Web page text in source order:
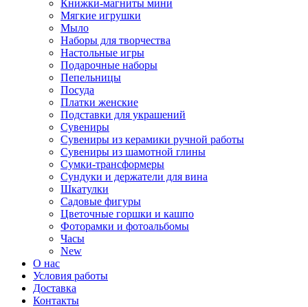
Книжки-магниты мини
Мягкие игрушки
Мыло
Наборы для творчества
Настольные игры
Подарочные наборы
Пепельницы
Посуда
Платки женские
Подставки для украшений
Сувениры
Сувениры из керамики ручной работы
Сувениры из шамотной глины
Сумки-трансформеры
Сундуки и держатели для вина
Шкатулки
Садовые фигуры
Цветочные горшки и кашпо
Фоторамки и фотоальбомы
Часы
New
О нас
Условия работы
Доставка
Контакты